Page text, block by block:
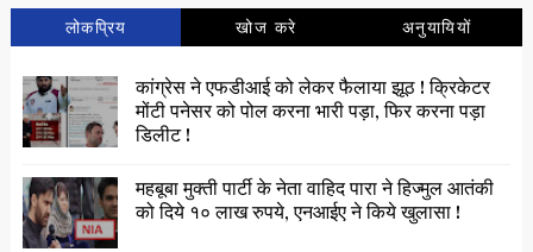
लोकप्रिय खोज करे अनुयायियों
कांग्रेस ने एफडीआई को लेकर फैलाया झूठ ! क्रिकेटर
मोंटी पनेसर को पोल करना भारी पड़ा, फिर करना पड़ा
डिलीट !
महबूबा मुक्ती पार्टी के नेता वाहिद पारा ने हिज्मुल आतंकी
को दिये १० लाख रुपये, एनआईए ने किये खुलासा !